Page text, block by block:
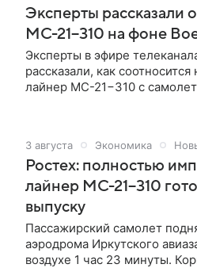
Эксперты рассказали
МС-21−310 на фоне
Эксперты в эфире
рассказали, как
лайнер МС-21−310 с
3 августа Экономика
Ростех: полностью
лайнер МС-21−310
выпуску
Пассажирский самолет
аэродрома Иркутского
воздухе 1 час 23 минуты.